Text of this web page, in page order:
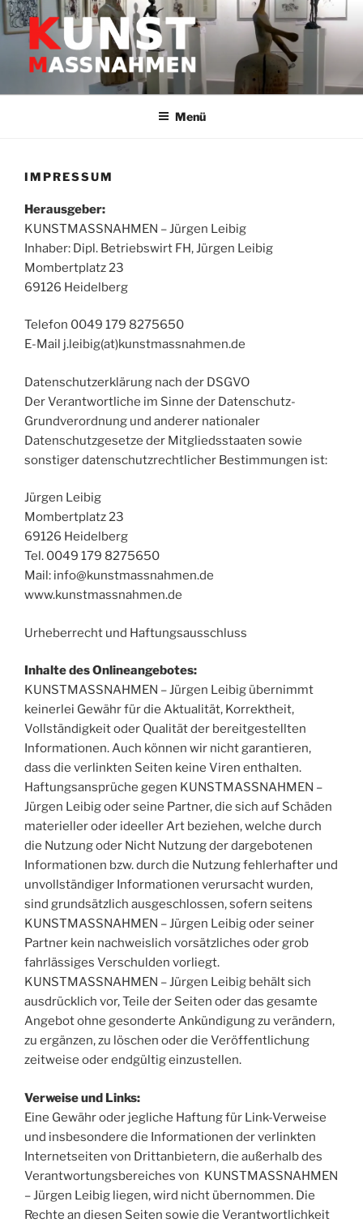
Zum
Inhalt
springen
GALERIE HEIDELBERG –
KUNSTMASSNAHMEN JÜRGEN
Kunstwerke & Skultpuren
Menü
IMPRESSUM
Herausgeber:
KUNSTMASSNAHMEN – Jürgen Leibig
Inhaber: Dipl. Betriebswirt FH, Jürgen Leibig
Mombertplatz 23
69126 Heidelberg
Telefon 0049 179 8275650
E-Mail j.leibig(at)kunstmassnahmen.de
Datenschutzerklärung nach der DSGVO
Der Verantwortliche im Sinne der Datenschutz-
Grundverordnung und anderer nationaler
Datenschutzgesetze der Mitgliedsstaaten sowie
sonstiger datenschutzrechtlicher Bestimmungen ist:
Jürgen Leibig
Mombertplatz 23
69126 Heidelberg
Tel. 0049 179 8275650
Mail: info@kunstmassnahmen.de
www.kunstmassnahmen.de
Urheberrecht und Haftungsausschluss
Inhalte des Onlineangebotes:
KUNSTMASSNAHMEN – Jürgen Leibig übernimmt
keinerlei Gewähr für die Aktualität, Korrektheit,
Vollständigkeit oder Qualität der bereitgestellten
Informationen. Auch können wir nicht garantieren,
dass die verlinkten Seiten keine Viren enthalten.
Haftungsansprüche gegen KUNSTMASSNAHMEN –
Jürgen Leibig oder seine Partner, die sich auf Schäden
materieller oder ideeller Art beziehen, welche durch
die Nutzung oder Nicht Nutzung der dargebotenen
Informationen bzw. durch die Nutzung fehlerhafter und
unvollständiger Informationen verursacht wurden,
sind grundsätzlich ausgeschlossen, sofern seitens
KUNSTMASSNAHMEN – Jürgen Leibig oder seiner
Partner kein nachweislich vorsätzliches oder grob
fahrlässiges Verschulden vorliegt.
KUNSTMASSNAHMEN – Jürgen Leibig behält sich
ausdrücklich vor, Teile der Seiten oder das gesamte
Angebot ohne gesonderte Ankündigung zu verändern,
zu ergänzen, zu löschen oder die Veröffentlichung
zeitweise oder endgültig einzustellen.
Verweise und Links:
Eine Gewähr oder jegliche Haftung für Link-Verweise
und insbesondere die Informationen der verlinkten
Internetseiten von Drittanbietern, die außerhalb des
Verantwortungsbereiches von KUNSTMASSNAHMEN
– Jürgen Leibig liegen, wird nicht übernommen. Die
Rechte an diesen Seiten sowie die Verantwortlichkeit